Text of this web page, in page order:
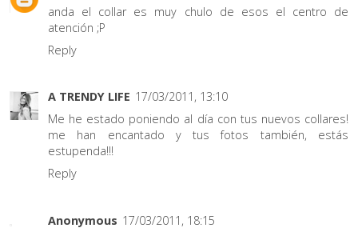
anda el collar es muy chulo de esos el centro de
atención ;P
Reply
A TRENDY LIFE 17/03/2011, 13:10
Me he estado poniendo al día con tus nuevos collares!
me han encantado y tus fotos también, estás
estupenda!!!
Reply
Anonymous 17/03/2011, 18:15